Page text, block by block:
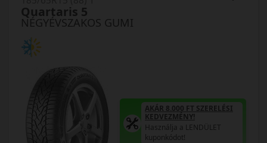
NÉGYÉVSZAKOS GUMI
Quartaris 5
AKÁR 8.000 FT SZERELÉSI
KEDVEZMÉNY!
Használja a LENDÜLET
kuponkódot!